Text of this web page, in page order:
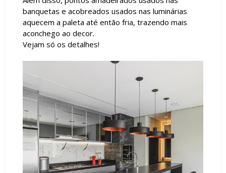
banquetas e acobreados usados nas luminárias
aquecem a paleta até então fria, trazendo mais
aconchego ao decor.
Vejam só os detalhes!